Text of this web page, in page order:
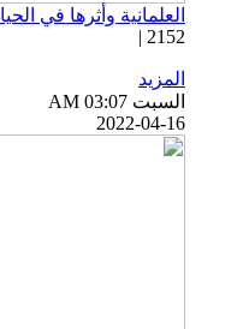
العلمانية وأثرها في
2152 |
المزيد
السبت AM 03:07
2022-04-16